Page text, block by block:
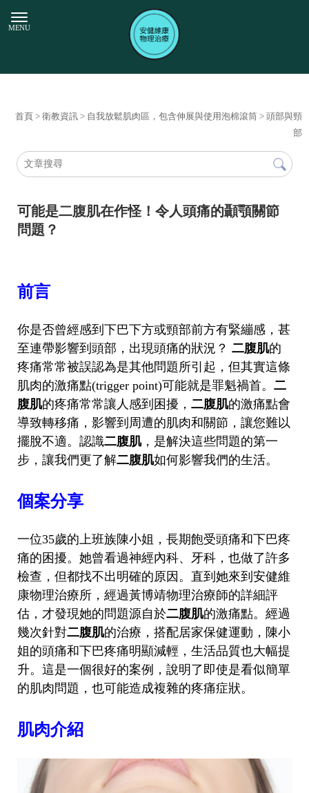
首頁 > 衛教資訊 > 自我放鬆肌肉區，包含伸展與使用泡棉滾筒 > 頭部與頸
部
可能是二腹肌在作怪！令人頭痛的顳顎關節
問題？
前言
你是否曾經感到下巴下方或頸部前方有緊繃感，甚
至連帶影響到頭部，出現頭痛的狀況？二腹肌的
疼痛常常被誤認為是其他問題所引起，但其實這條
肌肉的激痛點(trigger point)可能就是罪魁禍首。二
腹肌的疼痛常常讓人感到困擾，二腹肌的激痛點會
導致轉移痛，影響到周遭的肌肉和關節，讓您難以
擺脫不適。認識二腹肌，是解決這些問題的第一
步，讓我們更了解二腹肌如何影響我們的生活。
個案分享
一位35歲的上班族陳小姐，長期飽受頭痛和下巴疼
痛的困擾。她曾看過神經內科、牙科，也做了許多
檢查，但都找不出明確的原因。直到她來到安健維
康物理治療所，經過黃博靖物理治療師的詳細評
估，才發現她的問題源自於二腹肌的激痛點。經過
幾次針對二腹肌的治療，搭配居家保健運動，陳小
姐的頭痛和下巴疼痛明顯減輕，生活品質也大幅提
升。這是一個很好的案例，說明了即使是看似簡單
的肌肉問題，也可能造成複雜的疼痛症狀。
肌肉介紹